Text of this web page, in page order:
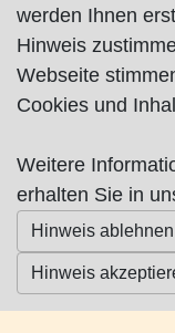
Impressum|
© Worpswede24
werden Ihnen
Hinweis
Webseite
Cookies und
Weitere
erhalten Sie in
Hinweis ablehnen
Hinweis